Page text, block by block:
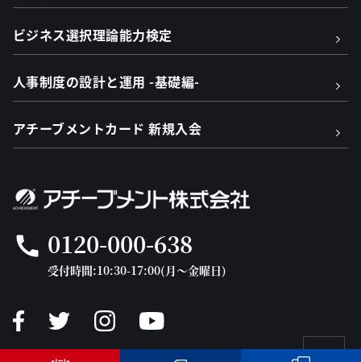
ビジネス選択理論能力検定
人事制度の設計と運用 -基礎編-
アチーブメントカード 新規入会
call 0120-000-638
受付時間:10:30-17:00(月～金曜日)